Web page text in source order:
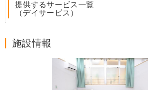
提供するサービス一覧
（デイサービス）
施設情報